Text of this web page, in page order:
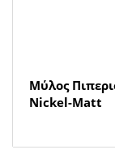
Μύλος
Nickel-Matt